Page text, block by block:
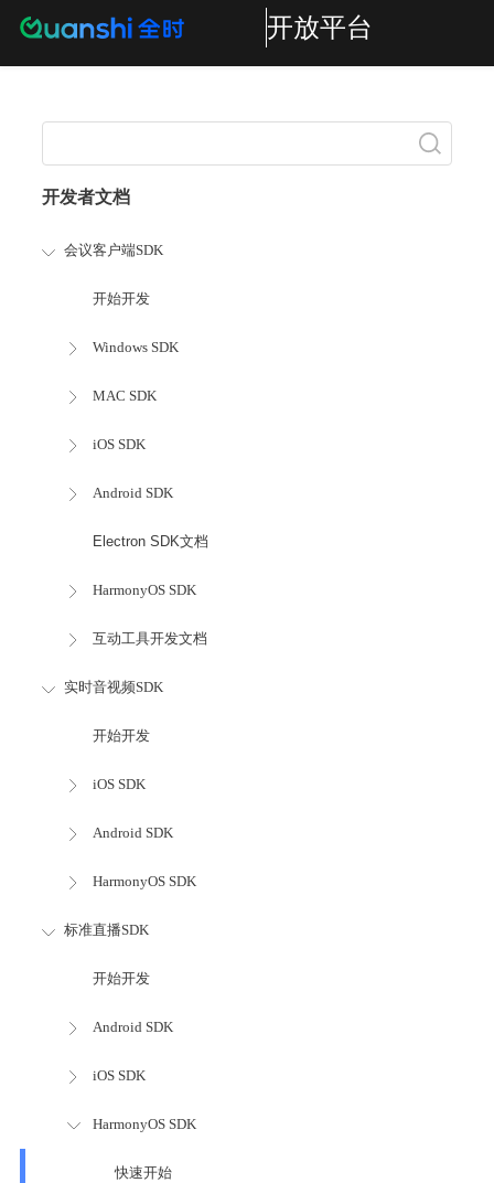
开放平台
开发者文档
会议客户端SDK
开始开发
Windows SDK
MAC SDK
iOS SDK
Android SDK
Electron SDK文档
HarmonyOS SDK
互动工具开发文档
实时音视频SDK
开始开发
iOS SDK
Android SDK
HarmonyOS SDK
标准直播SDK
开始开发
Android SDK
iOS SDK
HarmonyOS SDK
快速开始